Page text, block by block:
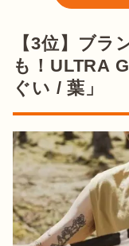
【3位】ブラ
も！ULTRA
ぐい / 葉」